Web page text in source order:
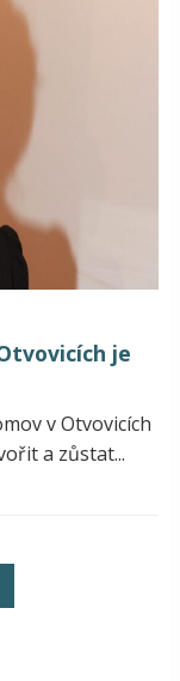
je
v Otvovicích
a zůstat...